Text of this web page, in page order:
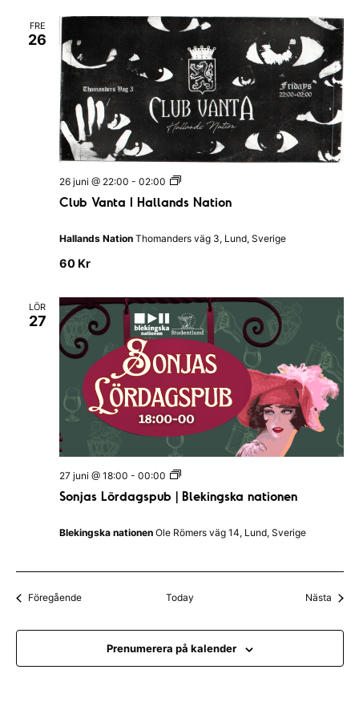
i
o
&
B
FRE
26
Club Vanta I Hallands Nation
26 juni @ 22:00 - 02:00
C
u
a
I
a
l
a
n
d
s
N
a
t
i
n
Hallands Nation Thomanders väg 3, Lund, Sverige
60 Kr
LÖR
27
Sonjas Lördagspub | Blekingska nationen
27 juni @ 18:00 - 00:00
S
n
a
s
a
s
p
u
b
Blekingska nationen Ole Römers väg 14, Lund, Sverige
FöregåendeEvenemang Today Nästa
Prenumerera på kalender